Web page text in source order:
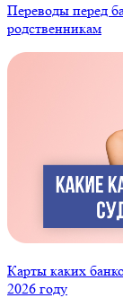
Переводы перед
родственникам
Карты каких
2026 году